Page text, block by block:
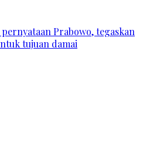
Prabowo, tegaskan
tujuan damai